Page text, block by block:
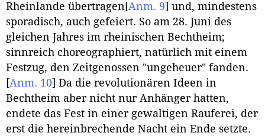
Rheinlande übertragen [Anm. 9] und, mindestens
sporadisch, auch gefeiert. So am 28. Juni des
gleichen Jahres im rheinischen Bechtheim;
sinnreich choreographiert, natürlich mit einem
Festzug, den Zeitgenossen "ungeheuer" fanden.
[Anm. 10] Da die revolutionären Ideen in
Bechtheim aber nicht nur Anhänger hatten,
endete das Fest in einer gewaltigen Rauferei, der
erst die hereinbrechende Nacht ein Ende setzte.